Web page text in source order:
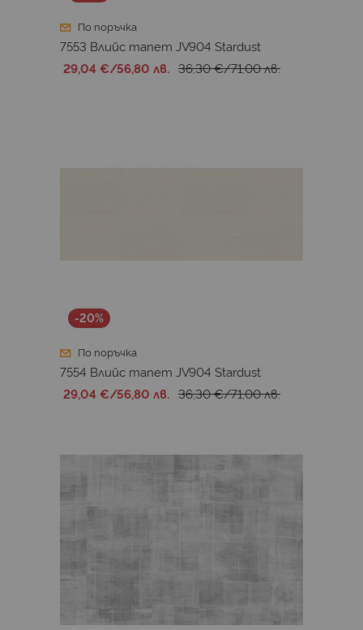
По поръчка
7553 Влийс тапет JV904 Stardust
29,04 €/56,80 лв. 36,30 €/71,00 лв.
-20%
По поръчка
7554 Влийс тапет JV904 Stardust
29,04 €/56,80 лв. 36,30 €/71,00 лв.